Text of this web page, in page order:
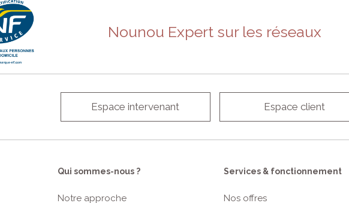
Nounou Expert sur les réseaux
Espace intervenant Espace client
Qui sommes-nous ?
Notre approche
Services & fonctionnement
Nos offres